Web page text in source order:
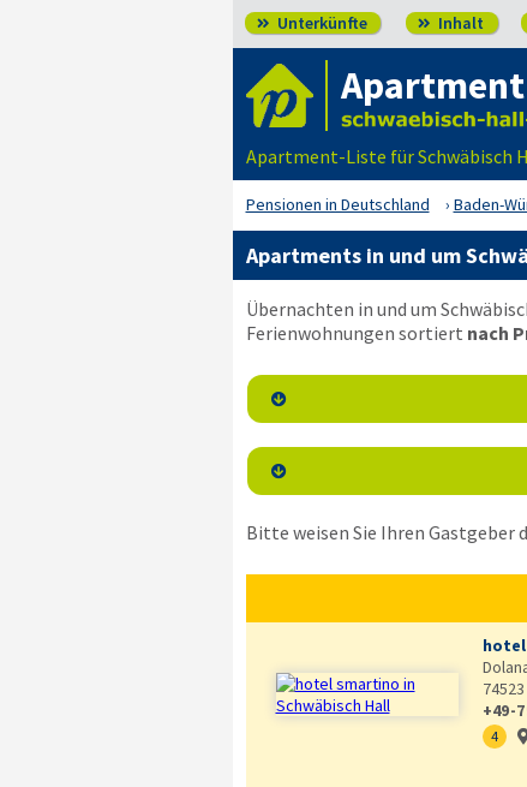
 Unterkünfte  Inhalt
Apartment-Liste für Schwäbisch
Pensionen in Deutschland Baden-
Apartments in und um
Übernachten in und um
Ferienwohnungen sortiert nach


Bitte weisen Sie Ihren Gastgeber
74523
+49-
4